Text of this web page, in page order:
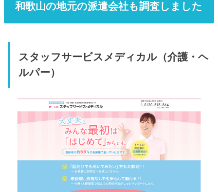
和歌山の地元の派遣会社も調査しました
スタッフサービスメディカル（介護・ヘ
ルパー）